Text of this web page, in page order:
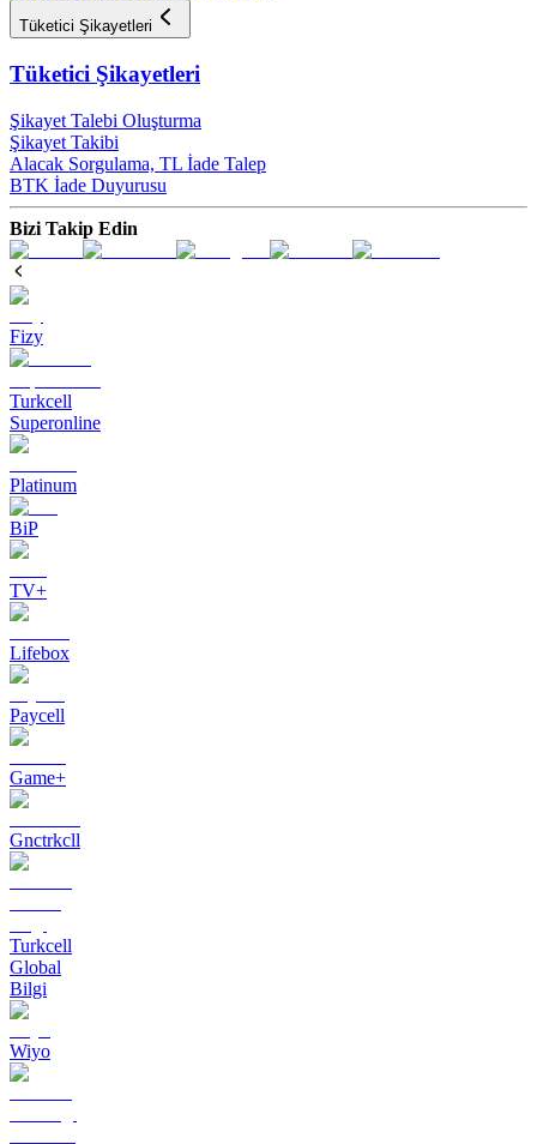
Tüketici Şikayetleri
Tüketici Şikayetleri
Şikayet Talebi Oluşturma
Şikayet Takibi
Alacak Sorgulama, TL İade Talep​
BTK İade Duyurusu
Bizi Takip Edin
Fizy
Turkcell
Superonline
Platinum
BiP
TV+
Lifebox
Paycell
Game+
Gnctrkcll
Turkcell
Global
Bilgi
Wiyo